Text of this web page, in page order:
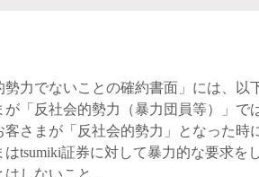
勢力でないことの確約書面」には、以
が「反社会的勢力（暴力団員等）」で
客さまが「反社会的勢力」となった時
はtsumiki証券に対して暴力的な要求
しないこと。